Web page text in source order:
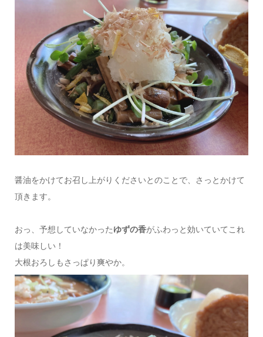
醤油をかけてお召し上がりくださいとのことで、さっとかけて
頂きます。
おっ、予想していなかったゆずの香がふわっと効いていてこれ
は美味しい！
大根おろしもさっぱり爽やか。